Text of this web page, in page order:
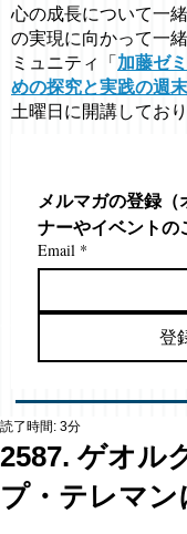
心の成長について一
の実現に向かって一
ミュニティ「 加藤ゼ
めの探究と実践の週
土曜日に開講しており
メルマガの登録（
ナーやイベントの
Email *
登
2587. ゲオル
プ・テレマン
読了時間: 3分